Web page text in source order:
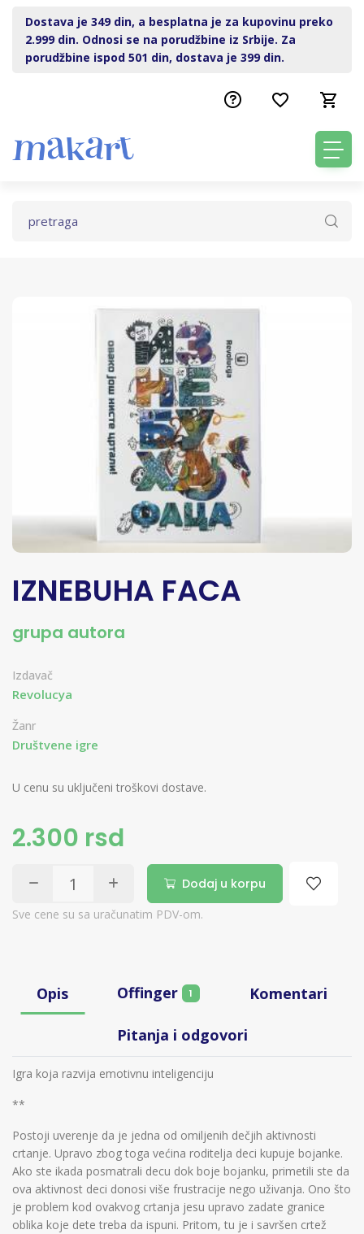
Dostava je 349 din, a besplatna je za kupovinu preko
2.999 din. Odnosi se na porudžbine iz Srbije. Za
porudžbine ispod 501 din, dostava je 399 din.
IZNEBUHA FACA
grupa autora
Izdavač
Revolucya
Žanr
Društvene igre
U cenu su uključeni troškovi dostave.
2.300 rsd
Dodaj u korpu
Sve cene su sa uračunatim PDV-om.
Opis Offinger 1 Komentari
Pitanja i odgovori
Igra koja razvija emotivnu inteligenciju
**
Postoji uverenje da je jedna od omiljenih dečjih aktivnosti
crtanje. Upravo zbog toga većina roditelja deci kupuje bojanke.
Ako ste ikada posmatrali decu dok boje bojanku, primetili ste da
ova aktivnost deci donosi više frustracije nego uživanja. Ono što
je problem kod ovakvog crtanja jesu upravo zadate granice
oblika koje dete treba da ispuni. Pritom, tu je i savršen crtež